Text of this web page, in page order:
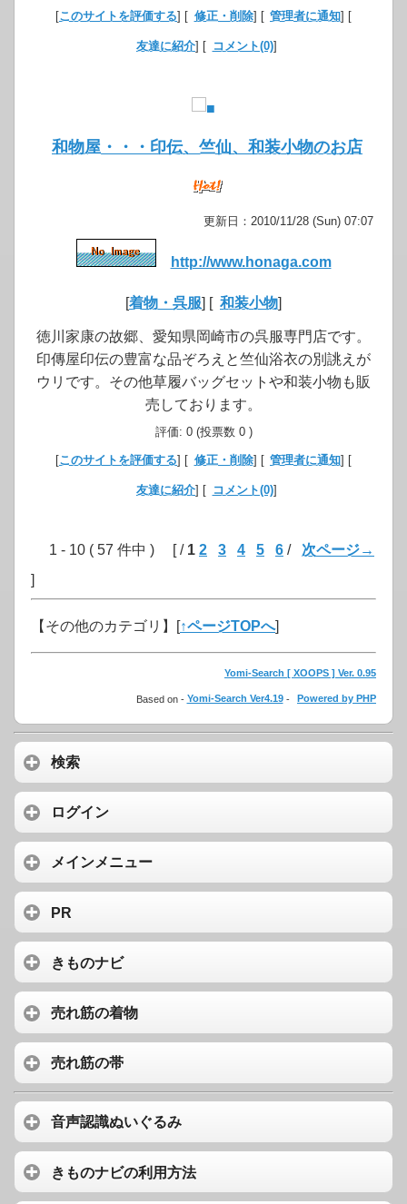
[このサイトを評価する] [ 修正・削除] [ 管理者に通知] [
友達に紹介] [ コメント(0)]
和物屋・・・印伝、竺仙、和装小物のお店
更新日：2010/11/28 (Sun) 07:07
http://www.honaga.com
[着物・呉服] [ 和装小物]
徳川家康の故郷、愛知県岡崎市の呉服専門店です。
印傳屋印伝の豊富な品ぞろえと竺仙浴衣の別誂えが
ウリです。その他草履バッグセットや和装小物も販
売しております。
評価: 0 (投票数 0 )
[このサイトを評価する] [ 修正・削除] [ 管理者に通知] [
友達に紹介] [ コメント(0)]
1 - 10 ( 57 件中 ) [ / 1 2 3 4 5 6 /
次ページ→
]
【その他のカテゴリ】 [↑ページTOPへ]
Yomi-Search [ XOOPS ] Ver. 0.95
Based on - Yomi-Search Ver4.19- Powered by PHP
検索
ログイン
メインメニュー
PR
きものナビ
売れ筋の着物
売れ筋の帯
音声認識ぬいぐるみ
きものナビの利用方法